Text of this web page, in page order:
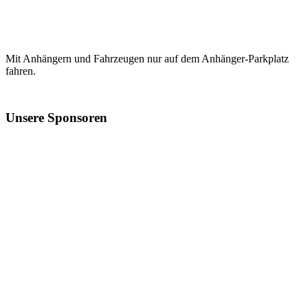
Mit Anhängern und Fahrzeugen nur auf dem Anhänger-Parkplatz
fahren.
Unsere Sponsoren